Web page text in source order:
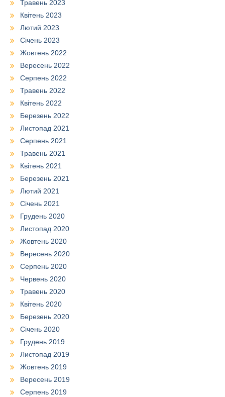
Травень 2023
Квітень 2023
Лютий 2023
Січень 2023
Жовтень 2022
Вересень 2022
Серпень 2022
Травень 2022
Квітень 2022
Березень 2022
Листопад 2021
Серпень 2021
Травень 2021
Квітень 2021
Березень 2021
Лютий 2021
Січень 2021
Грудень 2020
Листопад 2020
Жовтень 2020
Вересень 2020
Серпень 2020
Червень 2020
Травень 2020
Квітень 2020
Березень 2020
Січень 2020
Грудень 2019
Листопад 2019
Жовтень 2019
Вересень 2019
Серпень 2019